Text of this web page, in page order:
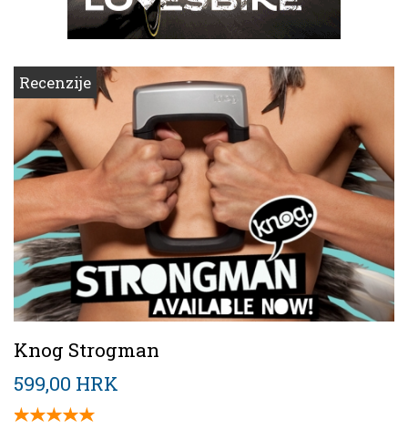
Recenzije
Knog Strogman
599,00 HRK